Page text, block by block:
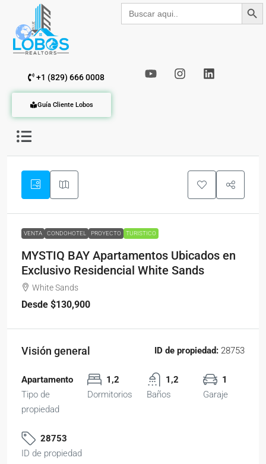
Buscar: Botón de
+1 (829) 666 0008
Guía Cliente Lobos
VENTA CONDOHOTEL PROYECTO TURISTICO
MYSTIQ BAY Apartamentos Ubicados en
Exclusivo Residencial White Sands
White Sands
Desde $130,900
Visión general ID de propiedad: 28753
Apartamento
Tipo de
propiedad
1,2
Dormitorios
1,2
Baños
1
Garaje
28753
ID de propiedad